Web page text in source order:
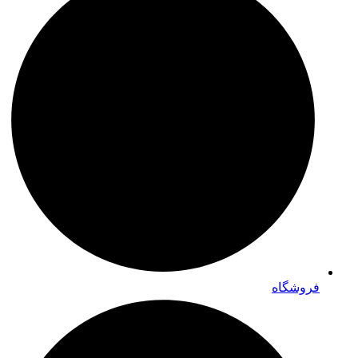
فروشگاه